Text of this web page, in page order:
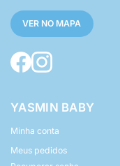
VER NO MAPA
YASMIN BABY
Minha conta
Meus pedidos